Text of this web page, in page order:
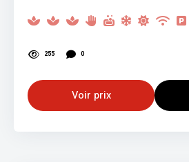
255 0
Voir prix